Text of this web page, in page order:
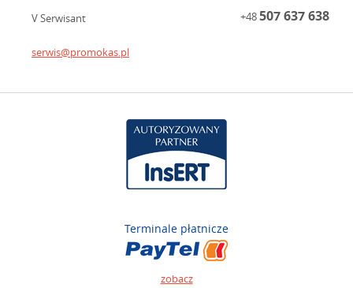
V Serwisant +48507 637 638
serwis@promokas.pl
Terminale płatnicze
zobacz